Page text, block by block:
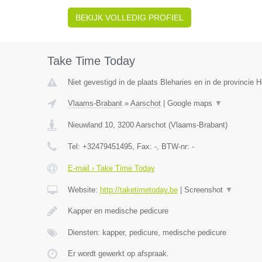
BEKIJK VOLLEDIG PROFIEL
Take Time Today
Niet gevestigd in de plaats Bleharies en in de provincie
Vlaams-Brabant» Aarschot| Google maps ▼
Nieuwland 10, 3200 Aarschot(Vlaams-Brabant)
Tel: +32479451495, Fax: -, BTW-nr: -
E-mail › Take Time Today
Website: http://taketimetoday.be| Screenshot ▼
Kapper en medische pedicure
Diensten: kapper, pedicure, medische pedicure
Er wordt gewerkt op afspraak.